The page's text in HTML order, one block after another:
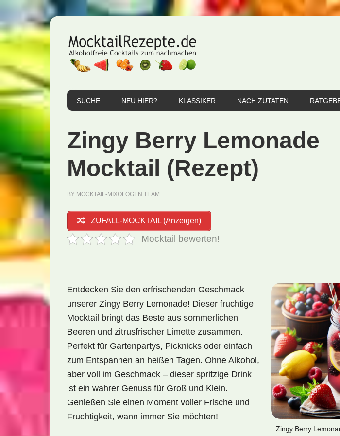
Hauptnavigation
springen
Inhalt
springen
Seitenspalte
springen
SUCHE NEU HIER? KLASSIKER NACH ZUTATEN
Zingy Berry Lemonade
Mocktail (Rezept)
BY MOCKTAIL-MIXOLOGEN TEAM
ZUFALL-MOCKTAIL (Anzeigen)
Mocktail bewerten!
Zingy Berry
Entdecken Sie den erfrischenden Geschmack
unserer Zingy Berry Lemonade! Dieser fruchtige
Mocktail bringt das Beste aus sommerlichen
Beeren und zitrusfrischer Limette zusammen.
Perfekt für Gartenpartys, Picknicks oder einfach
zum Entspannen an heißen Tagen. Ohne Alkohol,
aber voll im Geschmack – dieser spritzige Drink
ist ein wahrer Genuss für Groß und Klein.
Genießen Sie einen Moment voller Frische und
Fruchtigkeit, wann immer Sie möchten!